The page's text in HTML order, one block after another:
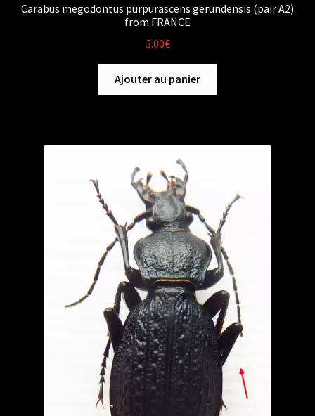
Carabus megodontus purpurascens gerundensis (pair A2)
from FRANCE
3.00€
Ajouter au panier